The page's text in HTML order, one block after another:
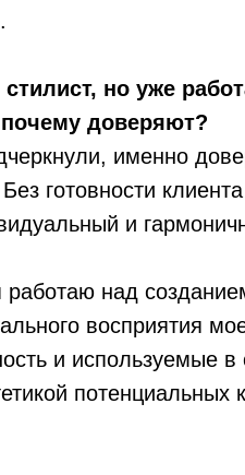
но уже
доверяют?
именно
готовности
и
над
восприятия
и используемые